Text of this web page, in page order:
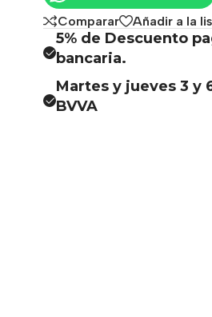
Comparar Añadir a la
5% de Descuento
bancaria.
Martes y jueves 3 y
BVVA